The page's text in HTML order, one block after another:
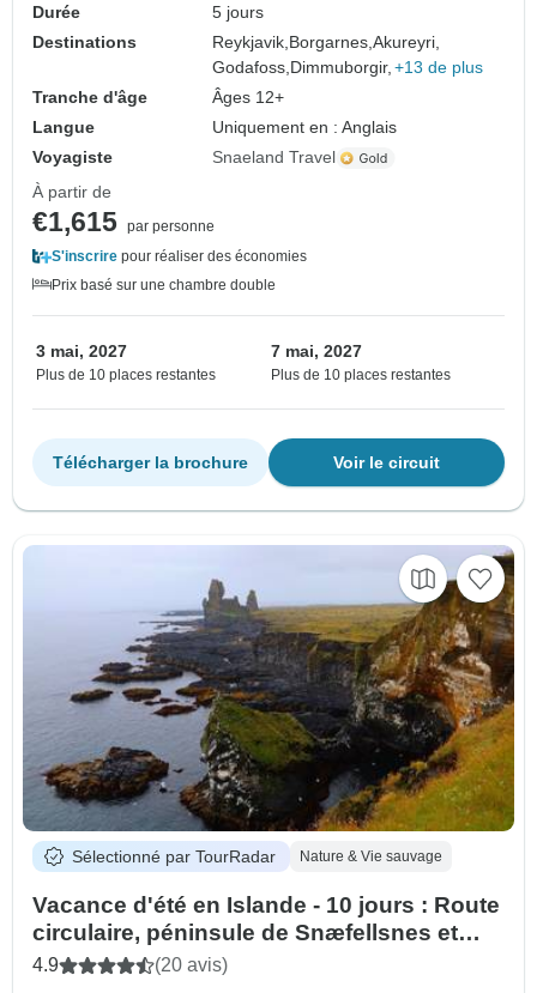
Durée
5 jours
Destinations
Reykjavik,Borgarnes,Akureyri,
Godafoss,Dimmuborgir, +13 de plus
Tranche d'âge
Âges 12+
Langue
Uniquement en : Anglais
Voyagiste
Snaeland Travel
À partir de
€1,615 par personne
S'inscrire pour réaliser des économies
Prix basé sur une chambre double
3 mai, 2027
Plus de 10 places restantes
7 mai, 2027
Plus de 10 places restantes
Voir le circuit
Télécharger la brochure
Sélectionné par TourRadar Nature & Vie sauvage
Vacance d'été en Islande - 10 jours : Route
circulaire, péninsule de Snæfellsnes et
transfert aller-retour à l'aéroport (circuit de
4.9 (20 avis)